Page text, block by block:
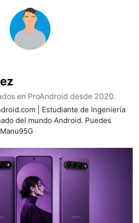
en ProAndroid desde 2020.
| Estudiante de Ingeniería
del mundo Android. Puedes